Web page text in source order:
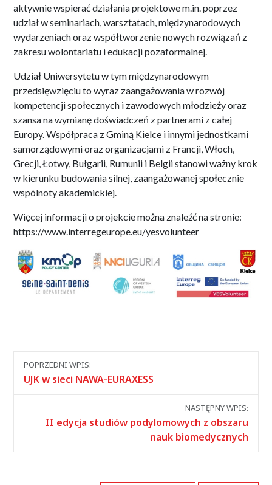
aktywnie wspierać działania projektowe m.in. poprzez
udział w seminariach, warsztatach, międzynarodowych
wydarzeniach oraz współtworzenie nowych rozwiązań z
zakresu wolontariatu i edukacji pozaformalnej.
Udział Uniwersytetu w tym międzynarodowym
przedsięwzięciu to wyraz zaangażowania w rozwój
kompetencji społecznych i zawodowych młodzieży oraz
szansa na wymianę doświadczeń z partnerami z całej
Europy. Współpraca z Gminą Kielce i innymi jednostkami
samorządowymi oraz organizacjami z Francji, Włoch,
Grecji, Łotwy, Bułgarii, Rumunii i Belgii stanowi ważny krok
w kierunku budowania silnej, zaangażowanej społecznie
wspólnoty akademickiej.
Więcej informacji o projekcie można znaleźć na stronie:
https://www.interregeurope.eu/yesvolunteer
Nawigacja
między
POPRZEDNI WPIS:
UJK w sieci NAWA-EURAXESS
NASTĘPNY WPIS:
II edycja studiów podylomowych z obszaru
nauk biomedycznych